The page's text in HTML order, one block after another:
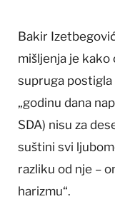
Bakir
mišljenja je kako
supruga postigla
„godinu dana
SDA) nisu za
suštini svi
razliku od nje –
harizmu“.